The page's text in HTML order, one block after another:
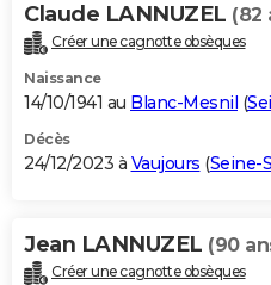
Claude LANNUZEL (82
Créer une cagnotte obsèques
Naissance
14/10/1941 au Blanc-Mesnil (
Décès
24/12/2023 à Vaujours (Seine-
Jean LANNUZEL (90
Créer une cagnotte obsèques